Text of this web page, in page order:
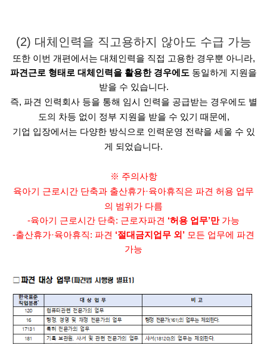
(2) 대체인력을 직고용하지 않아도 수급 가능
또한 이번 개편에서는 대체인력을 직접 고용한 경우뿐 아니라,
파견근로 형태로 대체인력을 활용한 경우에도 동일하게 지원을
받을 수 있습니다.
즉, 파견 인력회사 등을 통해 임시 인력을 공급받는 경우에도 별
도의 차등 없이 정부 지원을 받을 수 있기 때문에,
기업 입장에서는 다양한 방식으로 인력운영 전략을 세울 수 있
게 되었습니다.
※ 주의사항
육아기 근로시간 단축과 출산휴가·육아휴직은 파견 허용 업무
의 범위가 다름
-육아기 근로시간 단축: 근로자파견 ‘허용 업무’만가능
-출산휴가·육아휴직: 파견 ‘절대금지업무 외’ 모든 업무에 파견
가능